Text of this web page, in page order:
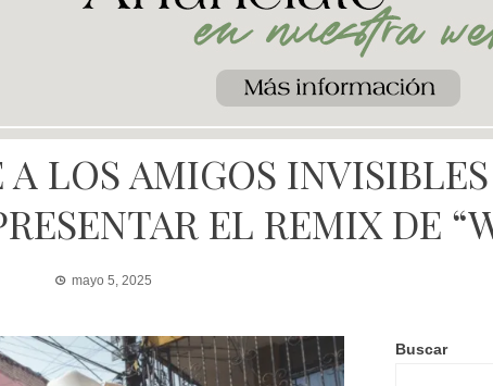
LOS AMIGOS
EL REMIX DE
mayo 5, 2025
Buscar